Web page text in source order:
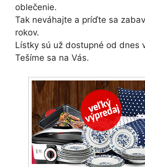
oblečenie.
Tak neváhajte a príďte sa
rokov.
Lístky sú už dostupné od dnes
Tešíme sa na Vás.